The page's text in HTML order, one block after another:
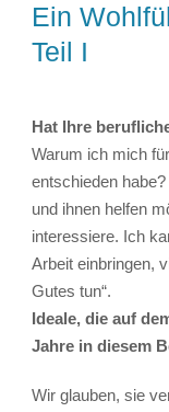
Ein
Teil I
Hat Ihre
Warum ich mich
entschieden
und ihnen helfen
interessiere. Ich
Arbeit einbringen,
Gutes tun“.
Ideale, die auf
Jahre in diesem
Wir glauben, sie